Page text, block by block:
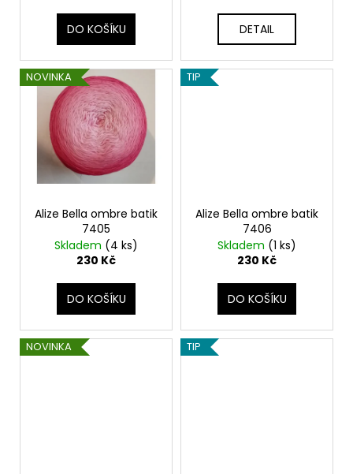
DO KOŠÍKU DETAIL
NOVINKA
Alize Bella ombre batik
7405
Skladem (4 ks)
230 Kč
DO KOŠÍKU
TIP
Alize Bella ombre batik
7406
Skladem (1 ks)
230 Kč
DO KOŠÍKU
NOVINKA TIP